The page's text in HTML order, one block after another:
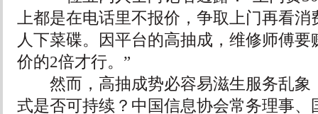
上都是在电话里不报价，争取上门再看
人下菜碟。因平台的高抽成，维修师傅
价的2倍才行。”
然而，高抽成势必容易滋生服务乱象
式是否可持续？中国信息协会常务理事、